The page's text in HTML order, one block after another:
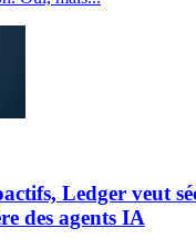
Ledger veut
des agents IA